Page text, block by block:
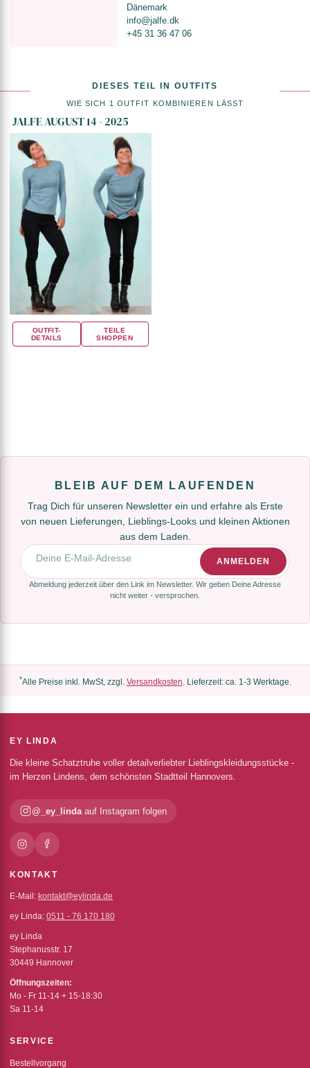
Dänemark
info@jalfe.dk
+45 31 36 47 06
DIESES TEIL IN OUTFITS
WIE SICH 1 OUTFIT KOMBINIEREN LÄSST
JALFE AUGUST 14 - 2025
OUTFIT-
DETAILS
TEILE
SHOPPEN
BLEIB AUF DEM LAUFENDEN
Trag Dich für unseren Newsletter ein und erfahre als Erste
von neuen Lieferungen, Lieblings-Looks und kleinen Aktionen
aus dem Laden.
E-Mail-Adresse
ANMELDEN
Abmeldung jederzeit über den Link im Newsletter. Wir geben Deine Adresse
nicht weiter - versprochen.
*Alle Preise inkl. MwSt, zzgl. Versandkosten . Lieferzeit: ca. 1-3 Werktage.
EY LINDA
Die kleine Schatztruhe voller detailverliebter Lieblingskleidungsstücke -
im Herzen Lindens, dem schönsten Stadtteil Hannovers.
@_ey_linda auf Instagram folgen
KONTAKT
E-Mail: kontakt@eylinda.de
ey Linda: 0511 - 76 170 180
ey Linda
Stephanusstr. 17
30449 Hannover
Öffnungszeiten:
Mo - Fr 11-14 + 15-18:30
Sa 11-14
SERVICE
Bestellvorgang